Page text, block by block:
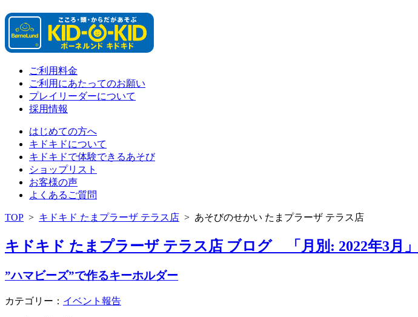
ご利用料金
ご利用にあたってのお願い
プレイリーダーについて
採用情報
はじめての方へ
キドキドについて
キドキドで体験できるあそび
ショップリスト
お客様の声
よくあるご質問
TOP > キドキド たまプラーザ テラス店 > あそびのせかい たまプラーザ テラス店
キドキド たまプラーザ テラス店 ブログ 「月別: 2022年3月」
”ハマビーズ”で作るキーホルダー
カテゴリー： イベント報告